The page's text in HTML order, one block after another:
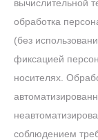
вычислительной
обработка
(без
фиксацией
носителях.
соблюдением